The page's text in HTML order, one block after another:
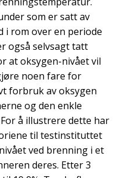
som er satt av
i rom over en periode
også selvsagt tatt
at oksygen-nivået vil
noen fare for
forbruk av oksygen
og den enkle
å illustrere dette har
til testinstituttet
ved brenning i et
deres. Etter 3